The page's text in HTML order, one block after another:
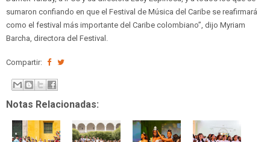
sumaron confiando en que el Festival de Música del Caribe se reafirmará
como el festival más importante del Caribe colombiano’’, dijo Myriam
Barcha, directora del Festival.
Compartir:
Notas Relacionadas: